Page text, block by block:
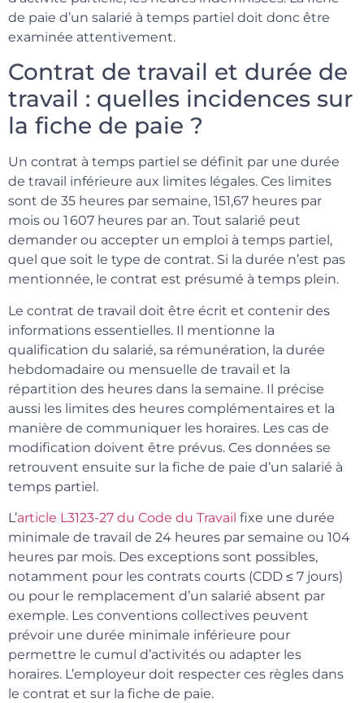
de paie d’un salarié à temps partiel doit donc être
examinée attentivement.
Contrat de travail et durée de
travail : quelles incidences sur
la fiche de paie ?
Un contrat à temps partiel se définit par une durée
de travail inférieure aux limites légales. Ces limites
sont de 35 heures par semaine, 151,67 heures par
mois ou 1 607 heures par an. Tout salarié peut
demander ou accepter un emploi à temps partiel,
quel que soit le type de contrat. Si la durée n’est pas
mentionnée, le contrat est présumé à temps plein.
Le contrat de travail doit être écrit et contenir des
informations essentielles. Il mentionne la
qualification du salarié, sa rémunération, la durée
hebdomadaire ou mensuelle de travail et la
répartition des heures dans la semaine. Il précise
aussi les limites des heures complémentaires et la
manière de communiquer les horaires. Les cas de
modification doivent être prévus. Ces données se
retrouvent ensuite sur la fiche de paie d’un salarié à
temps partiel.
L’article L3123-27 du Code du Travail fixe une durée
minimale de travail de 24 heures par semaine ou 104
heures par mois. Des exceptions sont possibles,
notamment pour les contrats courts (CDD ≤ 7 jours)
ou pour le remplacement d’un salarié absent par
exemple. Les conventions collectives peuvent
prévoir une durée minimale inférieure pour
permettre le cumul d’activités ou adapter les
horaires. L’employeur doit respecter ces règles dans
le contrat et sur la fiche de paie.